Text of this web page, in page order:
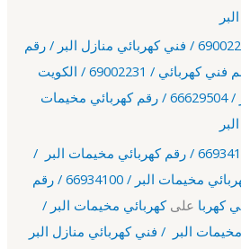
كهربائي مخيمات البر / 69002231 / فني كهربائي منازل البر / رقم
/ 69002231 / الكويت
كهربائي مخيمات البر / 66629504 / رقم كهربائي مخيمات
كهربائي مخيمات البر / 66934100 / رقم كهربائي مخيمات البر /
فني كهربائي منازل البر كهربائي مخيمات البر / 66934100 / رقم
كهربا علىكهربائي مخيمات البر /